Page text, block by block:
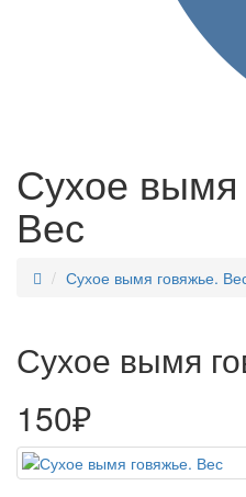
Сухое вымя
Вес
Сухое вымя говяжье.
Сухое вымя
150₽